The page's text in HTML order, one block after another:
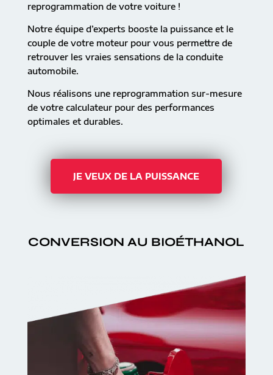
reprogrammation de votre voiture !
Notre équipe d’experts booste la puissance et le
couple de votre moteur pour vous permettre de
retrouver les vraies sensations de la conduite
automobile.
Nous réalisons une reprogrammation sur-mesure
de votre calculateur pour des performances
optimales et durables.
JE VEUX DE LA PUISSANCE
CONVERSION AU BIOÉTHANOL